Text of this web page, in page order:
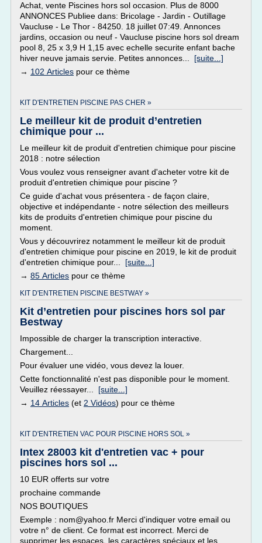
Achat, vente Piscines hors sol occasion. Plus de 8000
ANNONCES Publiee dans: Bricolage - Jardin - Outillage
Vaucluse - Le Thor - 84250. 18 juillet 07:49. Annonces
jardins, occasion ou neuf - Vaucluse piscine hors sol dream
pool 8, 25 x 3,9 H 1,15 avec echelle securite enfant bache
hiver neuve jamais servie. Petites annonces... [suite...]
→ 102 Articles pour ce thème
KIT D'ENTRETIEN PISCINE PAS CHER »
Le meilleur kit de produit d’entretien
chimique pour ...
Le meilleur kit de produit d'entretien chimique pour piscine
2018 : notre sélection
Vous voulez vous renseigner avant d'acheter votre kit de
produit d'entretien chimique pour piscine ?
Ce guide d'achat vous présentera - de façon claire,
objective et indépendante - notre sélection des meilleurs
kits de produits d'entretien chimique pour piscine du
moment.
Vous y découvrirez notamment le meilleur kit de produit
d'entretien chimique pour piscine en 2019, le kit de produit
d'entretien chimique pour... [suite...]
→ 85 Articles pour ce thème
KIT D'ENTRETIEN PISCINE BESTWAY »
Kit d’entretien pour piscines hors sol par
Bestway
Impossible de charger la transcription interactive.
Chargement...
Pour évaluer une vidéo, vous devez la louer.
Cette fonctionnalité n'est pas disponible pour le moment.
Veuillez réessayer... [suite...]
→ 14 Articles (et 2 Vidéos) pour ce thème
KIT D'ENTRETIEN VAC POUR PISCINE HORS SOL »
Intex 28003 kit d'entretien vac + pour
piscines hors sol ...
10 EUR offerts sur votre
prochaine commande
NOS BOUTIQUES
Exemple : nom@yahoo.fr Merci d'indiquer votre email ou
votre n° de client. Ce format est incorrect. Merci de
supprimer les espaces, les caractères spéciaux et les